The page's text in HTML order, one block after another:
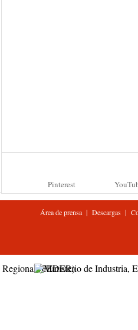
Pinterest
Área de prensa| Descargas|